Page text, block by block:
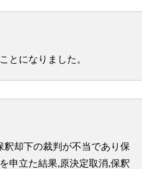
とになりました。
却下の裁判が不当であり保
申立た結果,原決定取消,保釈